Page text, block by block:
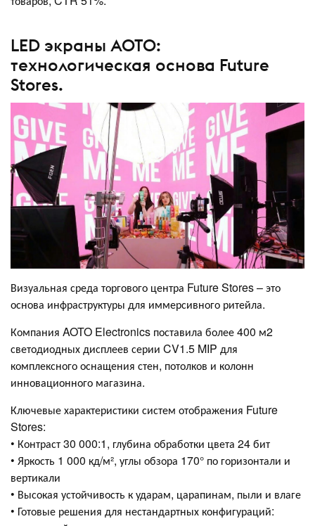
LED экраны AOTO:
технологическая основа Future
Stores.
Визуальная среда торгового центра Future Stores – это
основа инфраструктуры для иммерсивного ритейла.
Компания AOTO Electronics поставила более 400 м2
светодиодных дисплеев серии CV1.5 MIP для
комплексного оснащения стен, потолков и колонн
инновационного магазина.
Ключевые характеристики систем отображения Future
Stores:
• Контраст 30 000:1, глубина обработки цвета 24 бит
• Яркость 1 000 кд/м², углы обзора 170° по горизонтали и
вертикали
• Высокая устойчивость к ударам, царапинам, пыли и влаге
• Готовые решения для нестандартных конфигураций: